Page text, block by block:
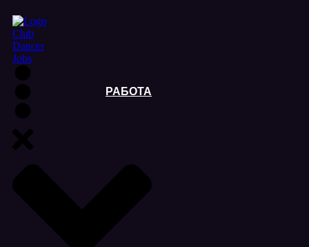
РАБОТА